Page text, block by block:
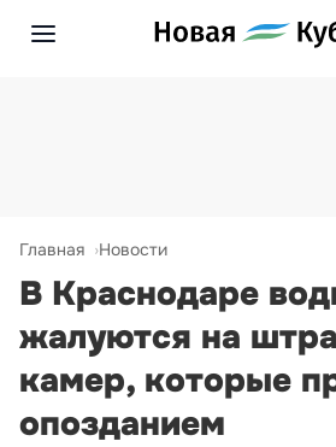
Главная Новости
В Краснодаре
жалуются на
камер, которые
опозданием